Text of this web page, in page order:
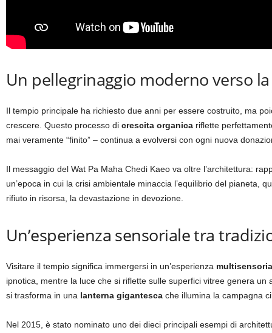
Un pellegrinaggio moderno verso
Il tempio principale ha richiesto due anni per essere costruito, ma
crescere. Questo processo di crescita organica riflette
mai veramente “finito” – continua a evolversi con ogni nuova
Il messaggio del Wat Pa Maha Chedi Kaeo va oltre l’architettura:
un’epoca in cui la crisi ambientale minaccia l’equilibrio del pianeta,
rifiuto in risorsa, la devastazione in devozione.
Un’esperienza sensoriale tra
Visitare il tempio significa immergersi in un’esperienza
ipnotica, mentre la luce che si riflette sulle superfici vitree genera
si trasforma in una lanterna gigantesca che illumina la campagna
Nel 2015, è stato nominato uno dei dieci principali esempi di